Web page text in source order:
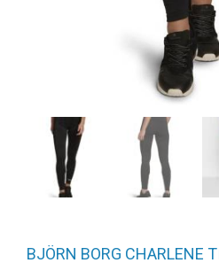
BJÖRN BORG CHARLENE